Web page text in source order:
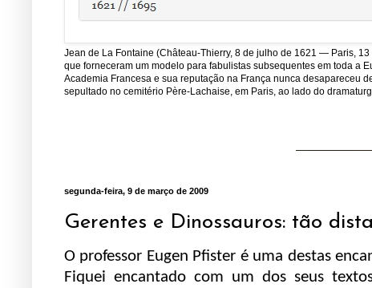
Jean de La Fontaine (Château-Thierry, 8 de julho de 1621 — Paris,
que forneceram um modelo para fabulistas subsequentes em toda a
Academia Francesa e sua reputação na França nunca desapareceu
sepultado no cemitério Père-Lachaise, em Paris, ao lado do
segunda-feira, 9 de março de 2009
Gerentes e Dinossauros: tão
O professor Eugen Pfister é uma destas
Fiquei encantado com um dos seus